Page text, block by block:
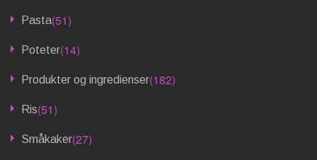
Pasta(51)
Poteter(14)
Produkter og ingredienser(182)
Ris(51)
Småkaker(27)